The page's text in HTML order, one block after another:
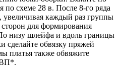
по схеме 28 в. После 8-го ряда
каждый раз группы
для формирования
низу шлейфа и вдоль границы
сделайте обвязку пряжей
платья также обвяжите